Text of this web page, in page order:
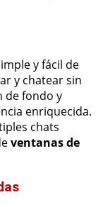
y fácil de
y chatear sin
de fondo y
enriquecida.
chats
ventanas de